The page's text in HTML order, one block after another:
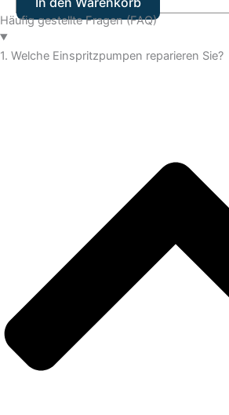
Häufig gestellte Fragen (FAQ)
1. Welche Einspritzpumpen reparieren Sie?